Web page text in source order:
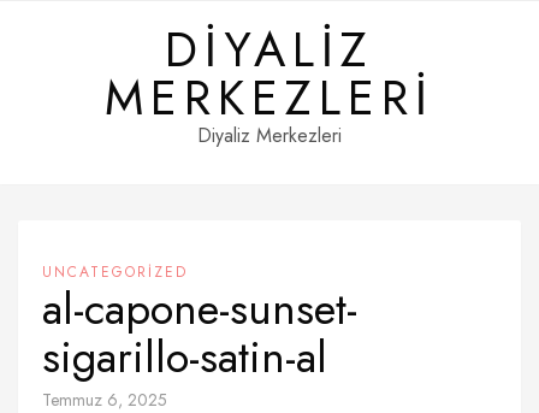
DIYALIZ
MERKEZLERI
Diyaliz Merkezleri
UNCATEGORIZED
al-capone-sunset-
sigarillo-satin-al
Temmuz 6, 2025